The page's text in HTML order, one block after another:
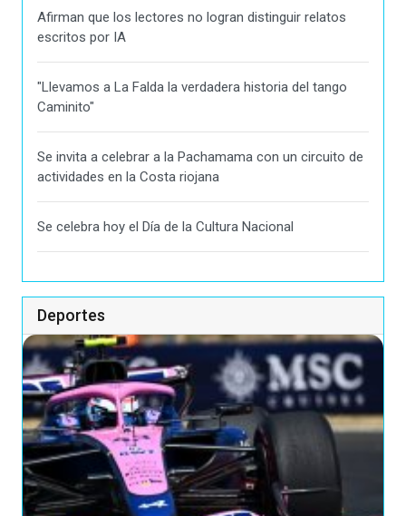
Afirman que los lectores no logran distinguir relatos
escritos por IA
"Llevamos a La Falda la verdadera historia del tango
Caminito"
Se invita a celebrar a la Pachamama con un circuito de
actividades en la Costa riojana
Se celebra hoy el Día de la Cultura Nacional
Deportes